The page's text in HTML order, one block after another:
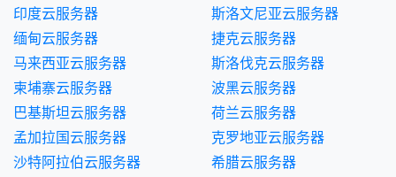
印度云服务器
缅甸云服务器
马来西亚云服务器
柬埔寨云服务器
巴基斯坦云服务器
孟加拉国云服务器
沙特阿拉伯云服务器
斯洛文尼亚云服务器
捷克云服务器
斯洛伐克云服务器
波黑云服务器
荷兰云服务器
克罗地亚云服务器
希腊云服务器